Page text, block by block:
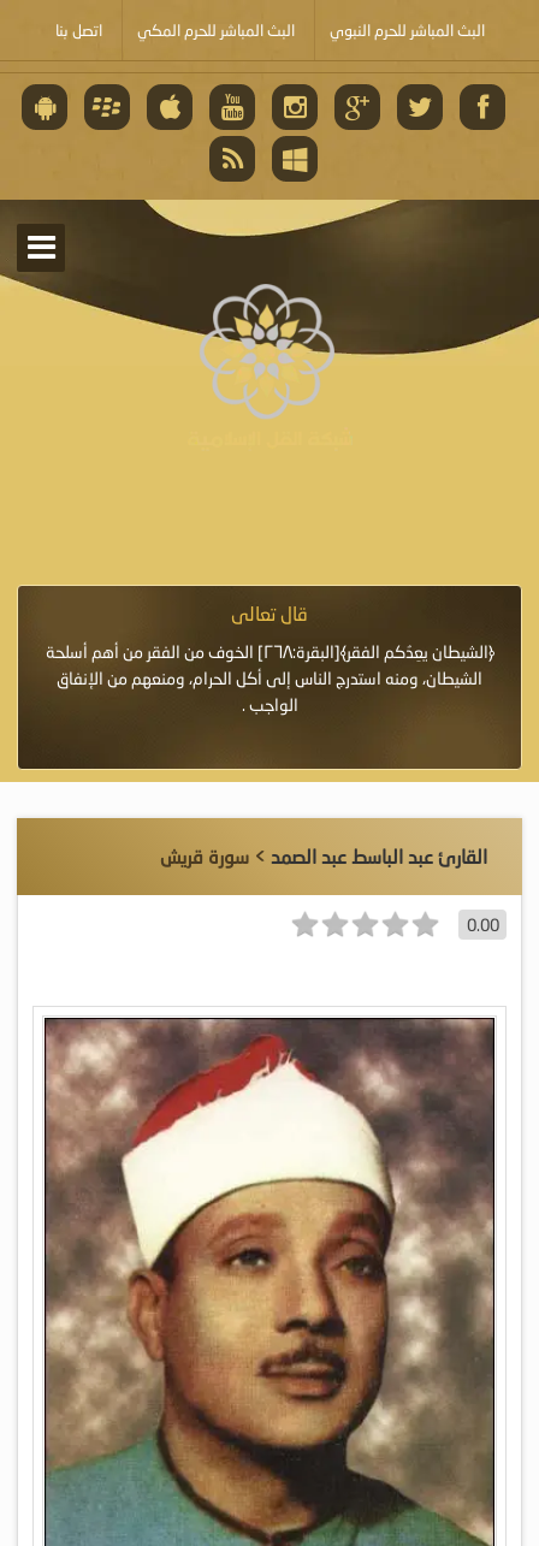
البث المباشر للحرم النبوي البث المباشر للحرم المكي اتصل بنا
قال تعالى
﴿الشيطان يعِدُكم الفقر﴾[البقرة:٢٦٨] الخوف من الفقر من أهم أسلحة
الشيطان، ومنه استدرج الناس إلى أكل الحرام، ومنعهم من الإنفاق
الواجب .
القارئ عبد الباسط عبد الصمد > سورة قريش
0.00